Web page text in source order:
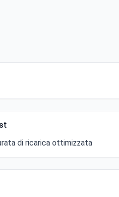
di ricarica ottimizzata